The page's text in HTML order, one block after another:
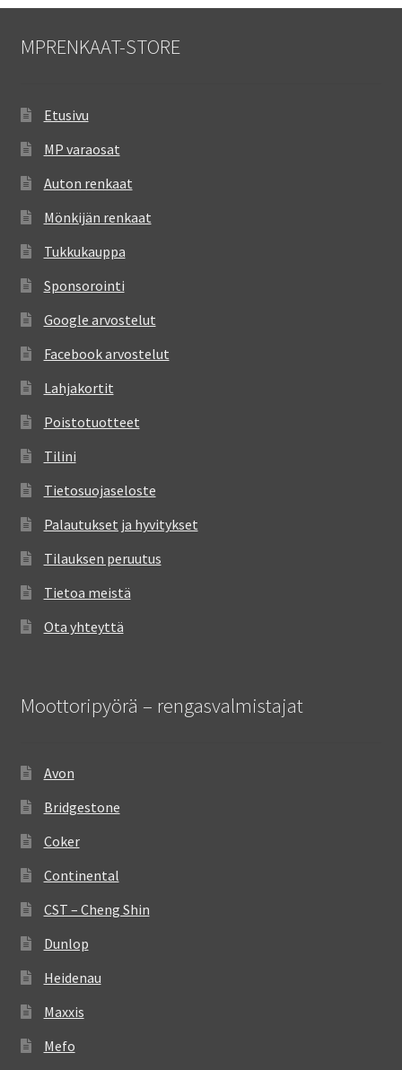
MPRENKAAT-STORE
Etusivu
MP varaosat
Auton renkaat
Mönkijän renkaat
Tukkukauppa
Sponsorointi
Google arvostelut
Facebook arvostelut
Lahjakortit
Poistotuotteet
Tilini
Tietosuojaseloste
Palautukset ja hyvitykset
Tilauksen peruutus
Tietoa meistä
Ota yhteyttä
Moottoripyörä – rengasvalmistajat
Avon
Bridgestone
Coker
Continental
CST – Cheng Shin
Dunlop
Heidenau
Maxxis
Mefo